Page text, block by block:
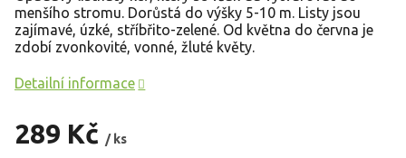
289 Kč / ks
menšího stromu. Dorůstá do výšky 5-10 m. Listy jsou
zajímavé, úzké, stříbřito-zelené. Od května do června je
zdobí zvonkovité, vonné, žluté květy.
Detailní informace